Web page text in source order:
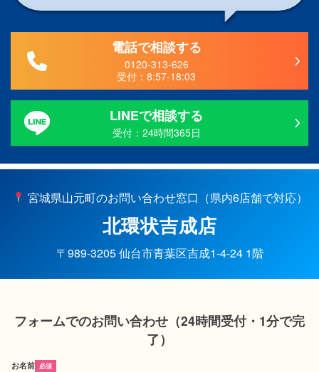
電話で相談する
0120-313-626
受付：8:57-18:03
LINEで相談する
受付：24時間365日
宮城県山元町のお問い合わせ窓口（県内6店舗で対応）
北環状吉成店
〒989-3205 仙台市青葉区吉成1-4-24 1階
フォームでのお問い合わせ（24時間受付・1分で完
了）
お名前 必須